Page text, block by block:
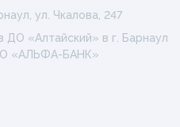
ул. Чкалова, 247
«Алтайский» в г. Барнаул
«АЛЬФА-БАНК»